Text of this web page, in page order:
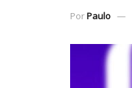
PorPaulo